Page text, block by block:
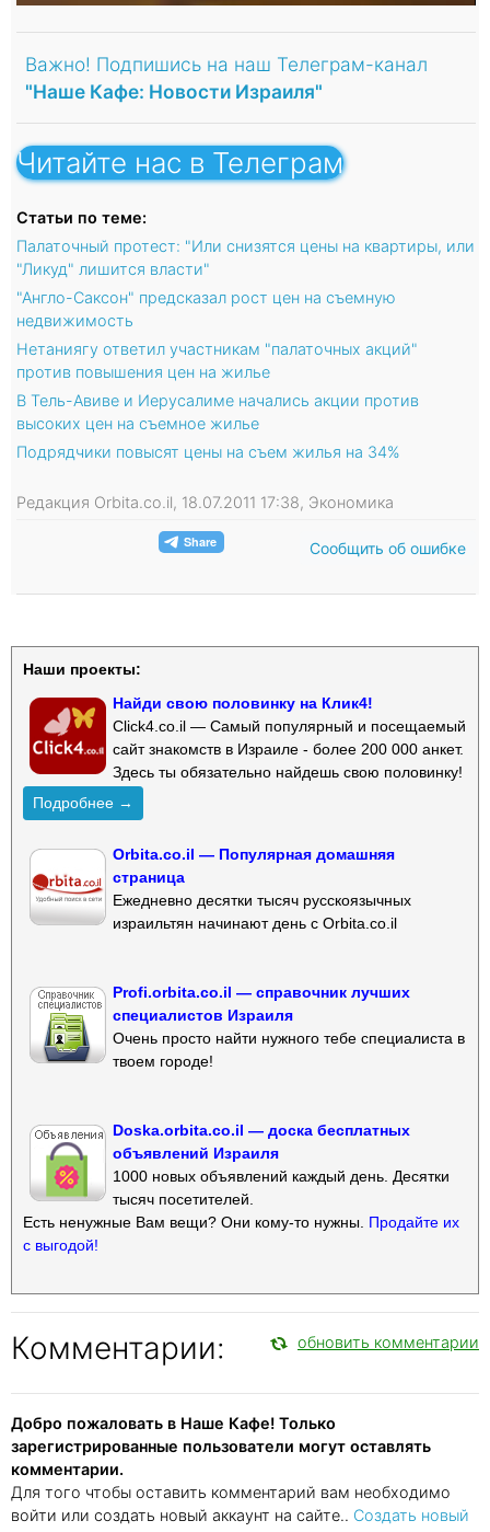
Важно! Подпишись на наш Телеграм-канал
"Наше Кафе: Новости Израиля"
Читайте нас в Телеграм
Статьи по теме:
Палаточный протест: "Или снизятся цены на квартиры, или
"Ликуд" лишится власти"
"Англо-Саксон" предсказал рост цен на съемную
недвижимость
Нетаниягу ответил участникам "палаточных акций"
против повышения цен на жилье
В Тель-Авиве и Иерусалиме начались акции против
высоких цен на съемное жилье
Подрядчики повысят цены на съем жилья на 34%
Редакция Orbita.co.il, 18.07.2011 17:38, Экономика
Сообщить об ошибке
Наши проекты:
Найди свою половинку на Клик4!
Click4.co.il — Самый популярный и посещаемый
сайт знакомств в Израиле - более 200 000 анкет.
Здесь ты обязательно найдешь свою половинку!
Подробнее →
Orbita.co.il — Популярная домашняя
страница
Ежедневно десятки тысяч русскоязычных
израильтян начинают день с Orbita.co.il
Profi.orbita.co.il — справочник лучших
специалистов Израиля
Очень просто найти нужного тебе специалиста в
твоем городе!
Doska.orbita.co.il — доска бесплатных
объявлений Израиля
1000 новых объявлений каждый день. Десятки
тысяч посетителей.
Есть ненужные Вам вещи? Они кому-то нужны. Продайте их
с выгодой!
Комментарии: обновить комментарии
Добро пожаловать в Наше Кафе! Только
зарегистрированные пользователи могут оставлять
комментарии.
Для того чтобы оставить комментарий вам необходимо
войти или создать новый аккаунт на сайте.. Создать новый